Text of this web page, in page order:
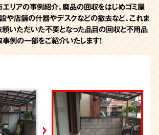
リアの事例紹介。廃品の回収をはじめゴミ屋
や店舗の什器やデスクなどの撤去など、これま
頼いただいた不要となった品目の回収と不用品
例の一部をご紹介いたします！
片付け
片付け